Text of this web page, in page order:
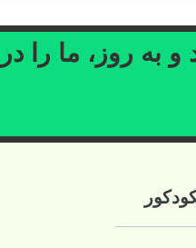
به روز، ما را در